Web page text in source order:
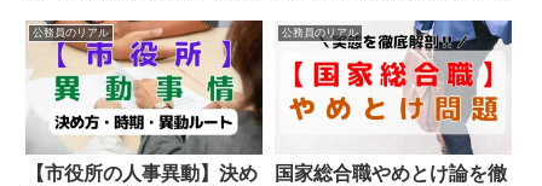
とを紹介します。公務員になって
から後悔しないように、仕事のき
つい面もよく理解しておきましょ
う！
料・激務・人間関係の「闇」を包
み隠さず暴露。後悔する人と、勝
ち組になる人の決定的な違いと
は？
公務員のリアル
【市役所の人事異動】決め
公務員のリアル
国家総合職やめとけ論を徹